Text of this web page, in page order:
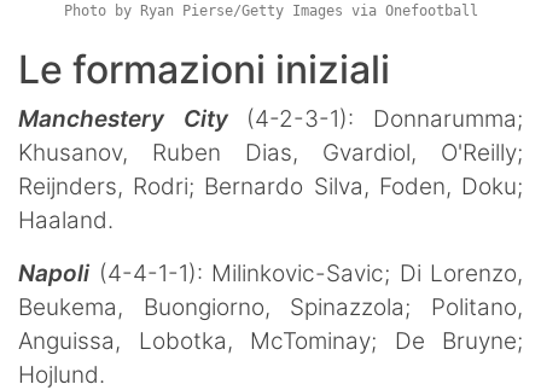
Photo by Ryan Pierse/Getty Images via Onefootball
Le formazioni iniziali
Manchestery City(4-2-3-1): Donnarumma;
Khusanov, Ruben Dias, Gvardiol, O'Reilly;
Reijnders, Rodri; Bernardo Silva, Foden, Doku;
Haaland.
Napoli (4-4-1-1): Milinkovic-Savic; Di Lorenzo,
Beukema, Buongiorno, Spinazzola; Politano,
Anguissa, Lobotka, McTominay; De Bruyne;
Hojlund.